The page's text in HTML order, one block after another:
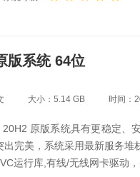
版系统 64位
大小：5.14 GB 时间：
原版系统具有更稳定、
出完美，系统采用最新服务堆
运行库,有线/无线网卡驱动